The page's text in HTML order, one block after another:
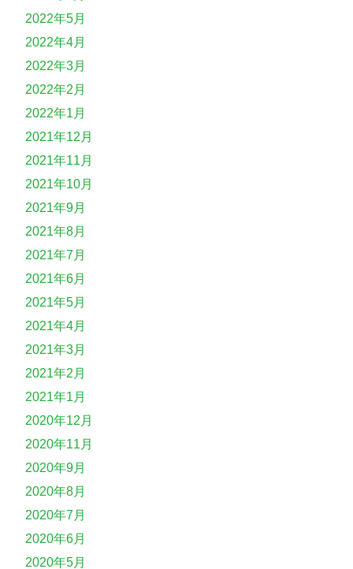
2022年5月
2022年4月
2022年3月
2022年2月
2022年1月
2021年12月
2021年11月
2021年10月
2021年9月
2021年8月
2021年7月
2021年6月
2021年5月
2021年4月
2021年3月
2021年2月
2021年1月
2020年12月
2020年11月
2020年9月
2020年8月
2020年7月
2020年6月
2020年5月